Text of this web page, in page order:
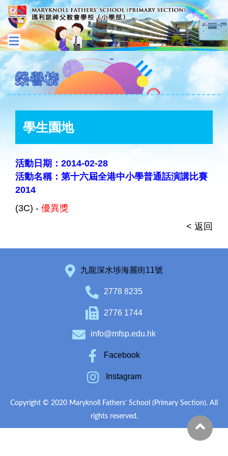
榮譽榜
學生園地
活動日期：2014-02-28
活動名稱：第十六屆全港中小學普通話演講比賽
2014
(3C) - 優異獎
< 返回
九龍深水埗海麗街11號
2778 8235
2776 1744
info@mfsp.edu.hk
Facebook
Instagram
Copyright © 2020 Maryknoll Fathers’ School (Primary Section). All
rights reserved.